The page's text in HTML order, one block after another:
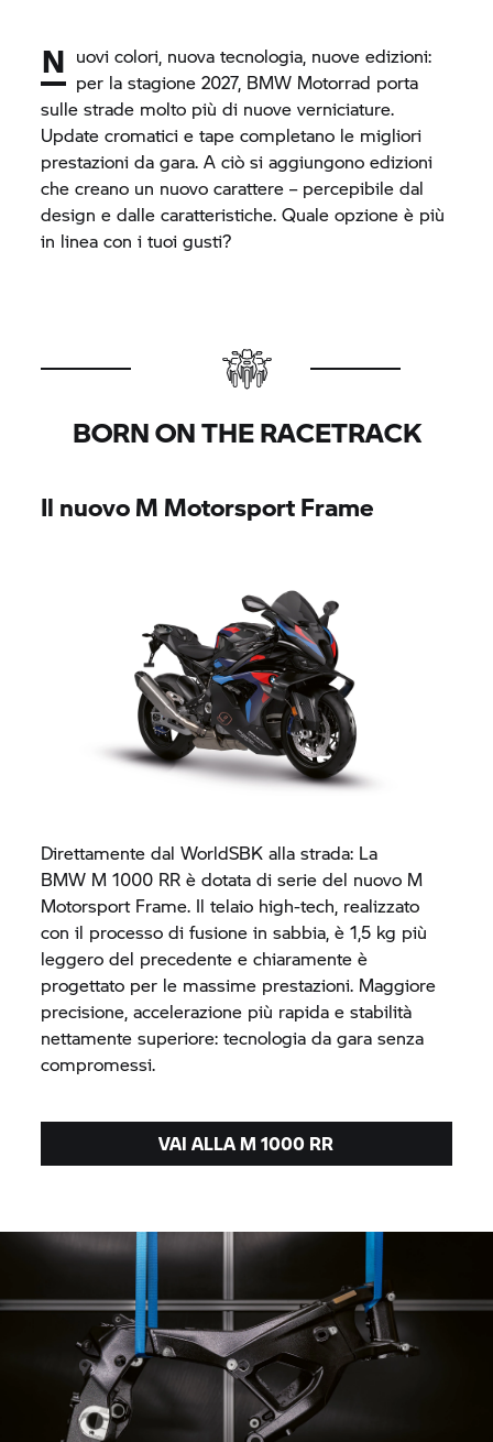
N uovi colori, nuova tecnologia, nuove edizioni:
per la stagione 2027, BMW Motorrad porta
sulle strade molto più di nuove verniciature.
Update cromatici e tape completano le migliori
prestazioni da gara. A ciò si aggiungono edizioni
che creano un nuovo carattere – percepibile dal
design e dalle caratteristiche. Quale opzione è più
in linea con i tuoi gusti?
BORN ON THE RACETRACK
Il nuovo M Motorsport Frame
Direttamente dal WorldSBK alla strada: La
BMW M 1000 RR è dotata di serie del nuovo M
Motorsport Frame. Il telaio high-tech, realizzato
con il processo di fusione in sabbia, è 1,5 kg più
leggero del precedente e chiaramente è
progettato per le massime prestazioni. Maggiore
precisione, accelerazione più rapida e stabilità
nettamente superiore: tecnologia da gara senza
compromessi.
VAI ALLAM 1000 RR